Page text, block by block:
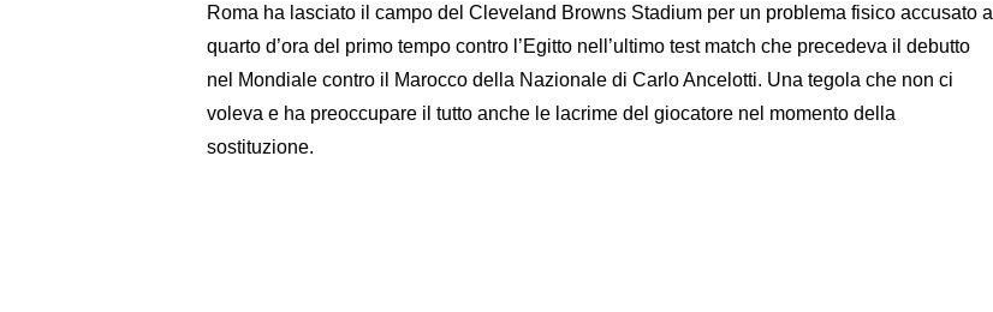
Roma ha lasciato il campo del Cleveland Browns Stadium per un problema fisico accusato al
quarto d’ora del primo tempo contro l’Egitto nell’ultimo test match che precedeva il debutto
nel Mondiale contro il Marocco della Nazionale di Carlo Ancelotti. Una tegola che non ci
voleva e ha preoccupare il tutto anche le lacrime del giocatore nel momento della
sostituzione.